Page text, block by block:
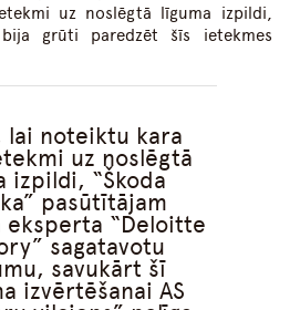
uz noslēgtā līguma izpildi,
grūti paredzēt šīs ietekmes
lai noteiktu kara
uz noslēgtā
izpildi, “Škoda
pasūtītājam
eksperta “Deloitte
sagatavotu
savukārt šī
izvērtēšanai AS